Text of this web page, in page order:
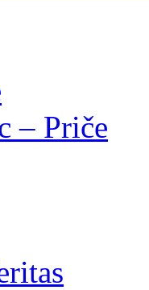
– Priče